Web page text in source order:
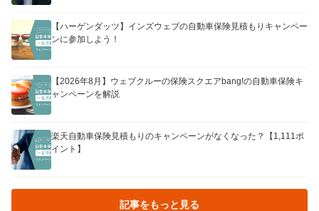
【ハーゲンダッツ】インズウェブの自動車保険見積もりキャンペー
ンに参加しよう！
【2026年8月】ウェブクルーの保険スクエアbang!の自動車保険キ
ャンペーンを解説
楽天自動車保険見積もりのキャンペーンがなくなった？【1,111ポ
イント】
記事をもっと見る